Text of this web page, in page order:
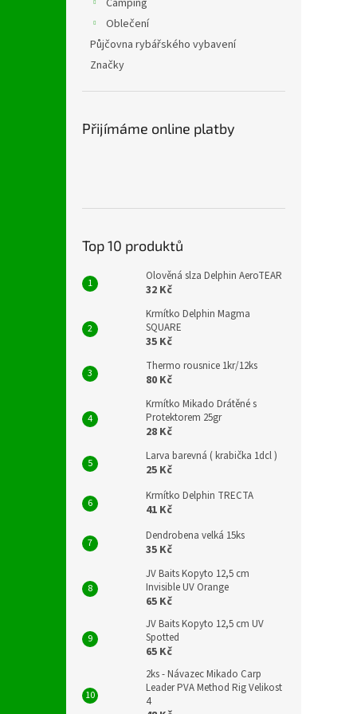
Camping
Oblečení
Půjčovna rybářského vybavení
Značky
Přijímáme online platby
Top 10 produktů
Olověná slza Delphin AeroTEAR
32 Kč
Krmítko Delphin Magma
SQUARE
35 Kč
Thermo rousnice 1kr/12ks
80 Kč
Krmítko Mikado Drátěné s
Protektorem 25gr
28 Kč
Larva barevná ( krabička 1dcl )
25 Kč
Krmítko Delphin TRECTA
41 Kč
Dendrobena velká 15ks
35 Kč
JV Baits Kopyto 12,5 cm
Invisible UV Orange
65 Kč
JV Baits Kopyto 12,5 cm UV
Spotted
65 Kč
2ks - Návazec Mikado Carp
Leader PVA Method Rig Velikost
4